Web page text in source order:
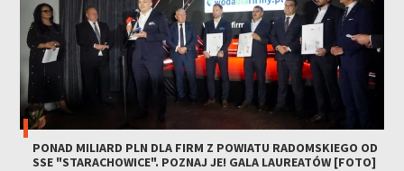
PONAD MILIARD PLN DLA FIRM Z POWIATU RADOMSKIEGO OD
SSE "STARACHOWICE". POZNAJ JE! GALA LAUREATÓW [FOTO]